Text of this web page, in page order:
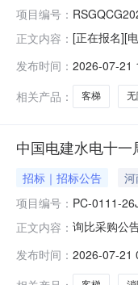
项目编号：
正文内容： [正在报名][
时间:2026
发布时间： 2026-07-21
相关产品：
客梯
中国电建水电十
招标｜招标公告
项目编号： PC-0111-
正文内容： 询比采购公
㎡，其中地
街交叉口西
发布时间： 2026-07-21